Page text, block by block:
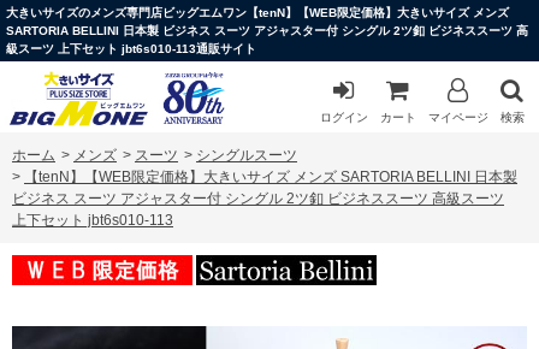
大きいサイズのメンズ専門店ビッグエムワン【tenN】【WEB限定価格】大きいサイズ メンズ
SARTORIA BELLINI 日本製 ビジネス スーツ アジャスター付 シングル 2ツ釦 ビジネススーツ 高
級スーツ 上下セット jbt6s010-113通販サイト
ログイン カート マイページ 検索
ホーム > メンズ > スーツ > シングルスーツ
>
【tenN】【WEB限定価格】大きいサイズ メンズ SARTORIA BELLINI 日本製
ビジネス スーツ アジャスター付 シングル 2ツ釦 ビジネススーツ 高級スーツ
上下セット jbt6s010-113